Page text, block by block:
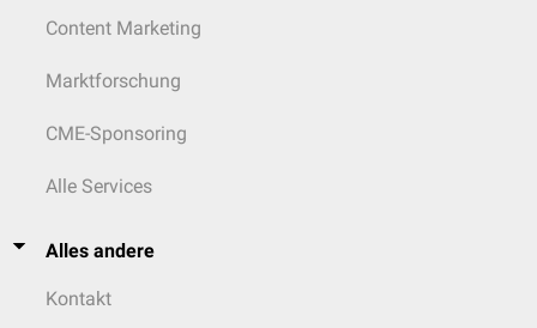
Content Marketing
Marktforschung
CME-Sponsoring
Alle Services
Alles andere
Kontakt